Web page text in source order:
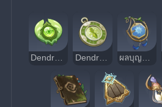
Dendroculus Resonance Stone Dendro Treasure Compass ผลบุญจากต้นราชัน